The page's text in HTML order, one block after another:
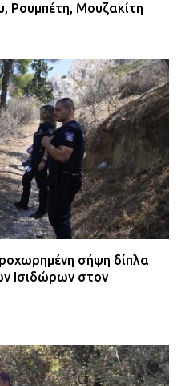
Ρουμπέτη, Μουζακίτη
σήψη δίπλα
Ισιδώρων στον